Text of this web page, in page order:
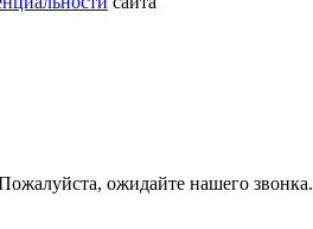
ожидайте нашего звонка.